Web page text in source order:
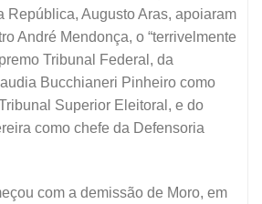
República, Augusto Aras, apoiaram
André Mendonça, o “terrivelmente
Tribunal Federal, da
Bucchianeri Pinheiro como
Superior Eleitoral, e do
como chefe da Defensoria
com a demissão de Moro, em